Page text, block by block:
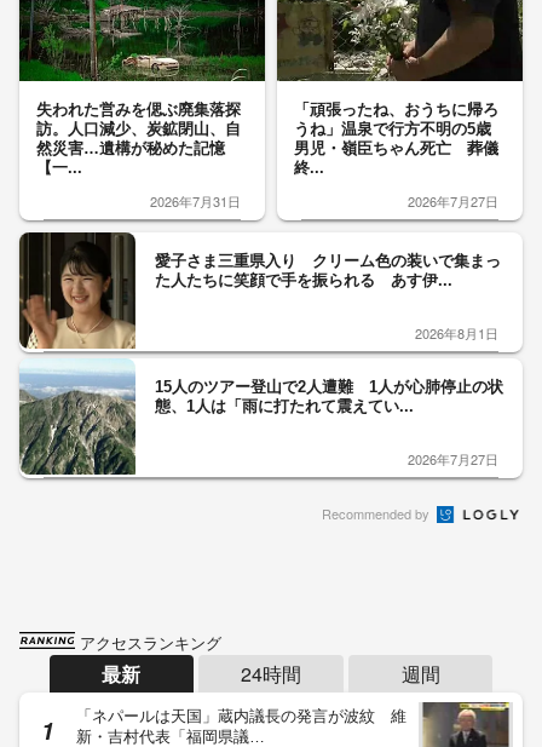
失われた営みを偲ぶ廃集落探
訪。人口減少、炭鉱閉山、自
然災害…遺構が秘めた記憶
【一...
2026年7月31日
「頑張ったね、おうちに帰ろ
うね」温泉で行方不明の5歳
男児・嶺臣ちゃん死亡 葬儀
終...
2026年7月27日
愛子さま三重県入り クリーム色の装いで集まっ
た人たちに笑顔で手を振られる あす伊...
2026年8月1日
15人のツアー登山で2人遭難 1人が心肺停止の状
態、1人は「雨に打たれて震えてい...
2026年7月27日
Recommended by
アクセスランキング
最新 24時間 週間
「ネパールは天国」蔵内議長の発言が波紋 維
新・吉村代表「福岡県議…